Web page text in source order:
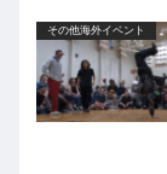
その他海外イベント